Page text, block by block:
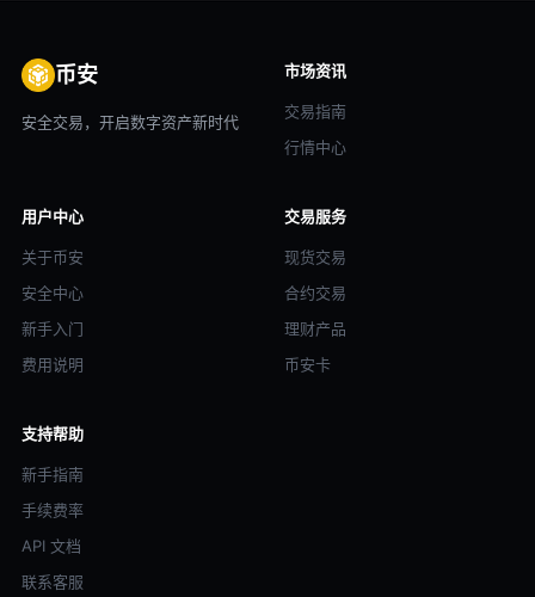
币安
安全交易，开启数字资产新时代
市场资讯
交易指南
行情中心
用户中心
关于币安
安全中心
新手入门
费用说明
交易服务
现货交易
合约交易
理财产品
币安卡
支持帮助
新手指南
手续费率
API 文档
联系客服